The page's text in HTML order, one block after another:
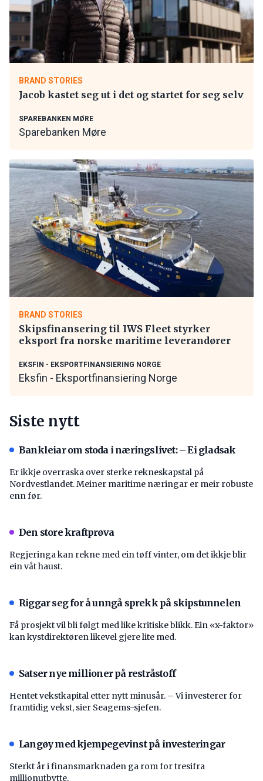
BRAND STORIES
Jacob kastet seg ut i det og startet for seg selv
SPAREBANKEN MØRE
Sparebanken Møre
BRAND STORIES
Skipsfinansering til IWS Fleet styrker
eksport fra norske maritime leverandører
EKSFIN - EKSPORTFINANSIERING NORGE
Eksfin - Eksportfinansiering Norge
Siste nytt
Bankleiar om stoda i næringslivet: – Ei gladsak
Er ikkje overraska over sterke rekneskapstal på
Nordvestlandet. Meiner maritime næringar er meir robuste
enn før.
Den store kraftprøva
Regjeringa kan rekne med ein tøff vinter, om det ikkje blir
ein våt haust.
Riggar seg for å unngå sprekk på skipstunnelen
Få prosjekt vil bli følgt med like kritiske blikk. Ein «x-faktor»
kan kystdirektøren likevel gjere lite med.
Satser nye millioner på restråstoff
Hentet vekstkapital etter nytt minusår. – Vi investerer for
framtidig vekst, sier Seagems-sjefen.
Langøy med kjempegevinst på investeringar
Sterkt år i finansmarknaden ga rom for tresifra
millionutbytte.